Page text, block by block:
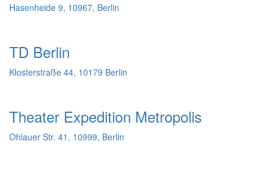
Hasenheide 9, 10967, Berlin
TD Berlin
Klosterstraße 44, 10179 Berlin
Theater Expedition Metropolis
Ohlauer Str. 41, 10999, Berlin